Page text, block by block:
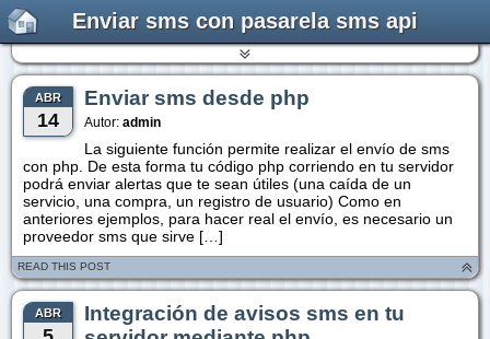
Enviar sms con pasarela sms api
ABR
14
Enviar sms desde php
Autor: admin
La siguiente función permite realizar el envío de sms
con php. De esta forma tu código php corriendo en tu servidor
podrá enviar alertas que te sean útiles (una caída de un
servicio, una compra, un registro de usuario) Como en
anteriores ejemplos, para hacer real el envío, es necesario un
proveedor sms que sirve […]
READ THIS POST
ABR
Integración de avisos sms en tu